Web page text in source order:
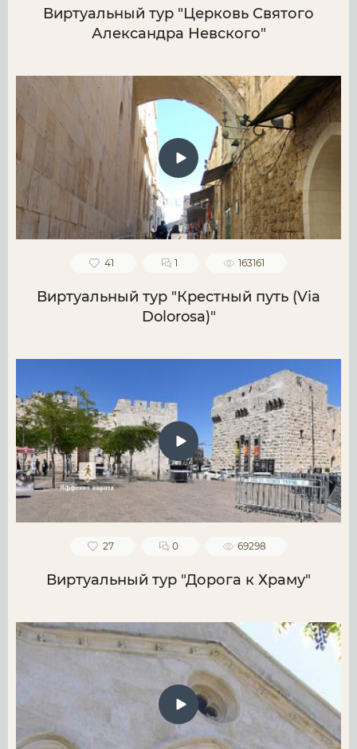
Виртуальный тур "Церковь Святого
Александра Невского"
41 1 163161
Виртуальный тур "Крестный путь (Via
Dolorosa)"
27 0 69298
Виртуальный тур "Дорога к Храму"